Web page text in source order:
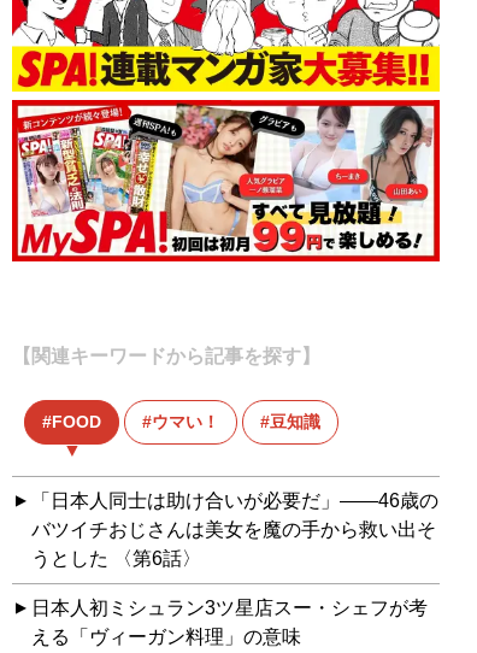
【関連キーワードから記事を探す】
FOOD ウマい！ 豆知識
「日本人同士は助け合いが必要だ」――46歳の
バツイチおじさんは美女を魔の手から救い出そ
うとした 〈第6話〉
日本人初ミシュラン3ツ星店スー・シェフが考
える「ヴィーガン料理」の意味